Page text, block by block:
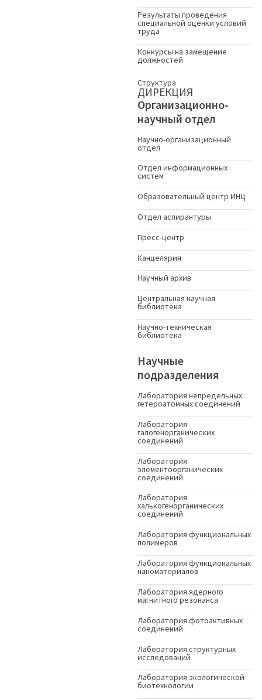
Результаты проведения
специальной оценки условий
труда
Конкурсы на замещение
должностей
Структура
ДИРЕКЦИЯ
Организационно-
научный отдел
Научно-организационный
отдел
Отдел информационных
систем
Образовательный центр ИНЦ
Отдел аспирантуры
Пресс-центр
Канцелярия
Научный архив
Центральная научная
библиотека
Научно-техническая
библиотека
Научные
подразделения
Лаборатория непредельных
гетероатомных соединений
Лаборатория
галогенорганических
соединений
Лаборатория
элементоорганических
соединений
Лаборатория
халькогенорганических
соединений
Лаборатория функциональных
полимеров
Лаборатория функциональных
наноматериалов
Лаборатория ядерного
магнитного резонанса
Лаборатория фотоактивных
соединений
Лаборатория структурных
исследований
Лаборатория экологической
биотехнологии